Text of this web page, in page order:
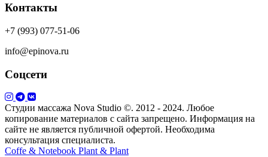
Контакты
+7 (993) 077-51-06
info@epinova.ru
Соцсети
Студии массажа Nova Studio ©. 2012 - 2024. Любое
копирование материалов с сайта запрещено. Информация на
сайте не является публичной офертой. Необходима
консультация специалиста.
Coffe & Notebook Plant & Plant